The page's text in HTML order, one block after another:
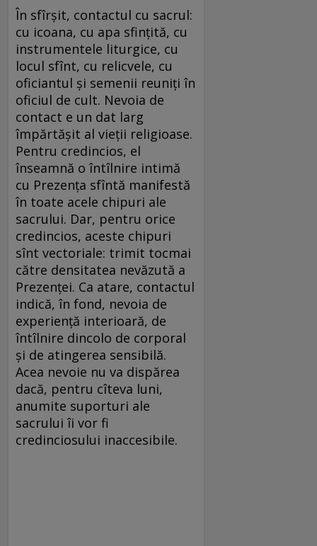
În sfîrşit, contactul cu sacrul:
cu icoana, cu apa sfinţită, cu
instrumentele liturgice, cu
locul sfînt, cu relicvele, cu
oficiantul şi semenii reuniţi în
oficiul de cult. Nevoia de
contact e un dat larg
împărtăşit al vieţii religioase.
Pentru credincios, el
înseamnă o întîlnire intimă
cu Prezenţa sfîntă manifestă
în toate acele chipuri ale
sacrului. Dar, pentru orice
credincios, aceste chipuri
sînt vectoriale: trimit tocmai
către densitatea nevăzută a
Prezenţei. Ca atare, contactul
indică, în fond, nevoia de
experienţă interioară, de
întîlnire dincolo de corporal
şi de atingerea sensibilă.
Acea nevoie nu va dispărea
dacă, pentru cîteva luni,
anumite suporturi ale
sacrului îi vor fi
credinciosului inaccesibile.